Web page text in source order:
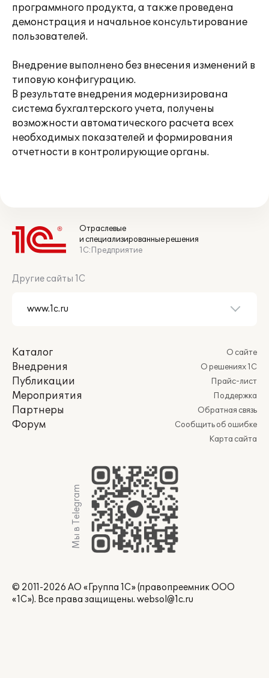
программного продукта, а также проведена
демонстрация и начальное консультирование
пользователей.
Внедрение выполнено без внесения изменений в
типовую конфигурацию.
В результате внедрения модернизирована
система бухгалтерского учета, получены
возможности автоматического расчета всех
необходимых показателей и формирования
отчетности в контролирующие органы.
Отраслевые
и специализированные решения
1С:Предприятие
Другие сайты 1С
Каталог
Внедрения
Публикации
Мероприятия
Партнеры
Форум
О сайте
О решениях 1С
Прайс-лист
Поддержка
Обратная связь
Сообщить об ошибке
Карта сайта
Мы в Telegram
© 2011-2026 АО «Группа 1С» (правопреемник ООО
«1С»). Все права защищены. websol@1c.ru